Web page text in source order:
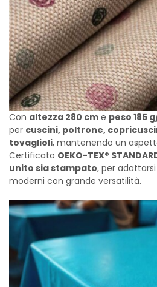
Con altezza 280 cm e peso 185
per cuscini, poltrone,
tovaglioli, mantenendo un
Certificato OEKO-TEX®
unito sia stampato, per adattarsi
moderni con grande versatilità.